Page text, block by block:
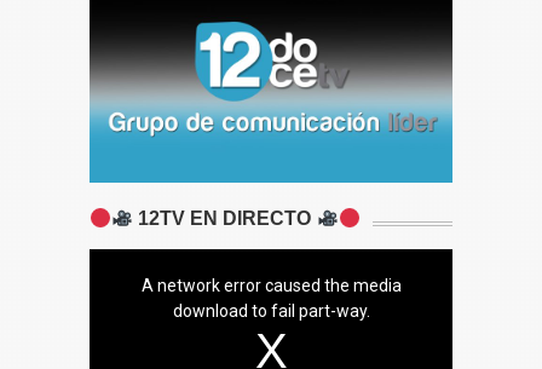
12TV EN DIRECTO
A network error caused the media
download to fail part-way.